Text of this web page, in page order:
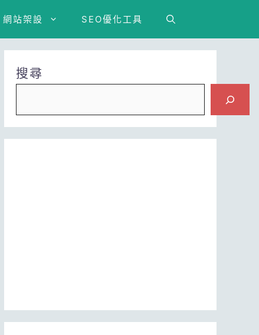
網站架設 SEO優化工具
搜尋